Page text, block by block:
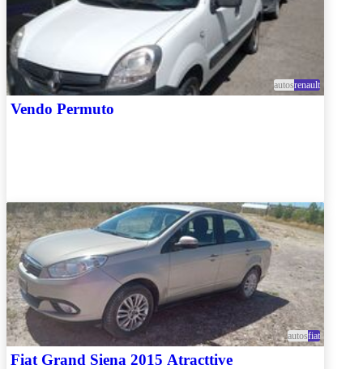
autosrenault
Vendo Permuto
autosfiat
Fiat Grand Siena 2015 Atracttive